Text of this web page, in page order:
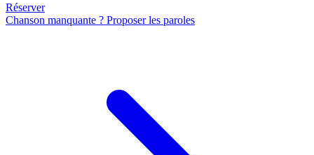
Réserver
Chanson manquante ? Proposer les paroles